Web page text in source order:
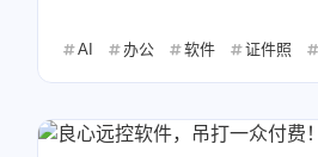
AI 办公 软件 证件照